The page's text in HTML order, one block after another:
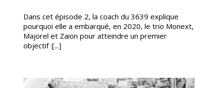
Dans cet épisode 2, la coach du 3639 explique
pourquoi elle a embarqué, en 2020, le trio Monext,
Majorel et Zaion pour atteindre un premier
objectif :[...]